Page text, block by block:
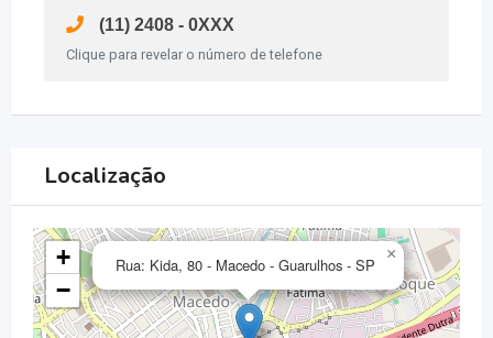
(11) 2408 - 0XXX
Clique para revelar o número de telefone
Localização
Rua: Kida, 80 - Macedo - Guarulhos - SP
×
+
−